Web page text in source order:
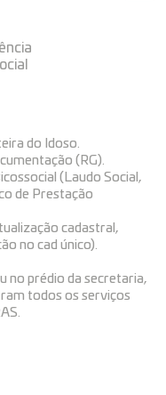
do Idoso.
(RG).
(Laudo Social,
de Prestação
cadastral,
no cad único).
no prédio da secretaria,
todos os serviços